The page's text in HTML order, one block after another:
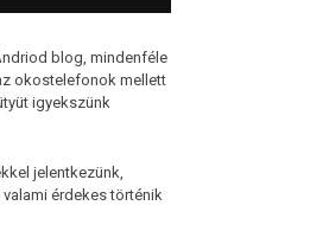
blog, mindenféle
okostelefonok mellett
igyekszünk
jelentkezünk,
érdekes történik